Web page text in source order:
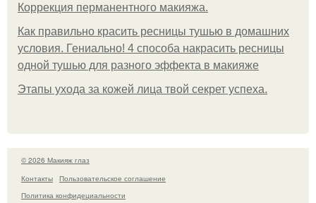
Коррекция перманентного макияжа.
Как правильно красить ресницы тушью в домашних
условия. Гениально! 4 способа накрасить ресницы
одной тушью для разного эффекта в макияже
Этапы ухода за кожей лица твой секрет успеха.
© 2026 Макияж глаз
Контакты
Пользовательское соглашение
Политика конфидециальности